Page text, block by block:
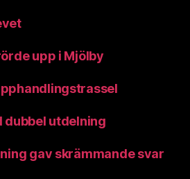
upp i Mjölby
dubbel utdelning
gav skrämmande svar